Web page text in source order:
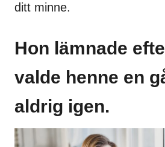
ditt minne.
Hon lämnade
valde henne en
aldrig igen.